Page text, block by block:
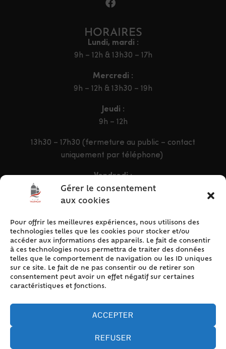
Gérer le consentement
aux cookies
Pour offrir les meilleures expériences, nous utilisons des
technologies telles que les cookies pour stocker et/ou
accéder aux informations des appareils. Le fait de consentir
à ces technologies nous permettra de traiter des données
telles que le comportement de navigation ou les ID uniques
sur ce site. Le fait de ne pas consentir ou de retirer son
consentement peut avoir un effet négatif sur certaines
caractéristiques et fonctions.
ACCEPTER
REFUSER
HORAIRES
Lundi, mardi :
9h – 12h & 13h30 – 17h
Mercredi :
9h – 12h & 13h30 – 19h
Jeudi :
9h – 12h
13h30 – 17h30 (fermeture au public – contact
uniquement par téléphone)
Vendredi :
9h – 12h & 13h30 – 16h30
ACCÈS RAPIDE
Accueil
Contact
Plan du site
Mentions légales
Politique de cookies (UE)